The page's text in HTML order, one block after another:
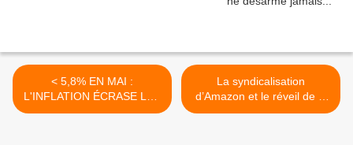
< 5,8% EN MAI :
L'INFLATION ÉCRASE LES
SALAIRES ET PROFITE
La syndicalisation
d’Amazon et le réveil de la
classe ouvrière américaine